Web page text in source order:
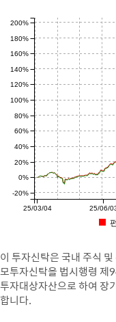
25/03/04 25/06/
-20%
0%
20%
40%
60%
80%
100%
120%
140%
160%
180%
200%
이 투자신탁은 국내 주식
모투자신탁을 법시행령 제
투자대상자산으로 하여 장
합니다.